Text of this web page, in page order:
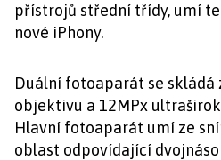
přístrojů střední třídy, umí
nové iPhony.
Duální fotoaparát se skládá
objektivu a 12MPx
Hlavní fotoaparát umí ze
oblast odpovídající